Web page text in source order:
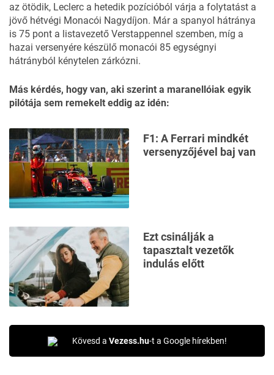
az ötödik, Leclerc a hetedik pozícióból várja a folytatást a
jövő hétvégi Monacói Nagydíjon. Már a spanyol hátránya
is 75 pont a listavezető Verstappennel szemben, míg a
hazai versenyére készülő monacói 85 egységnyi
hátrányból kénytelen zárkózni.
Más kérdés, hogy van, aki szerint a maranellóiak egyik
pilótája sem remekelt eddig az idén:
F1: A Ferrari mindkét
versenyzőjével baj van
Ezt csinálják a
tapasztalt vezetők
indulás előtt
Kövesd a Vezess.hu-t a Google hírekben!